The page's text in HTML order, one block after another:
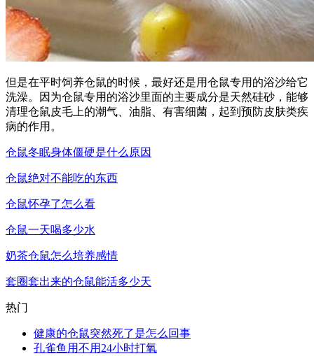
但是在平时饲养仓鼠的时候，最好还是用仓鼠专用的浴沙给它
洗澡。因为仓鼠专用的浴沙里面的主要成分是天然硅砂，能够
清理仓鼠皮毛上的潮气、油脂、有害细菌，起到预防皮肤类疾
病的作用。
仓鼠冬眠身体僵硬是什么原因
仓鼠绝对不能吃的东西
仓鼠怀孕了怎么看
仓鼠一天喝多少水
奶茶仓鼠怎么培养感情
套圈套出来的仓鼠能活多少天
热门
健康的仓鼠突然死了是怎么回事
孔雀鱼用不用24小时打氧